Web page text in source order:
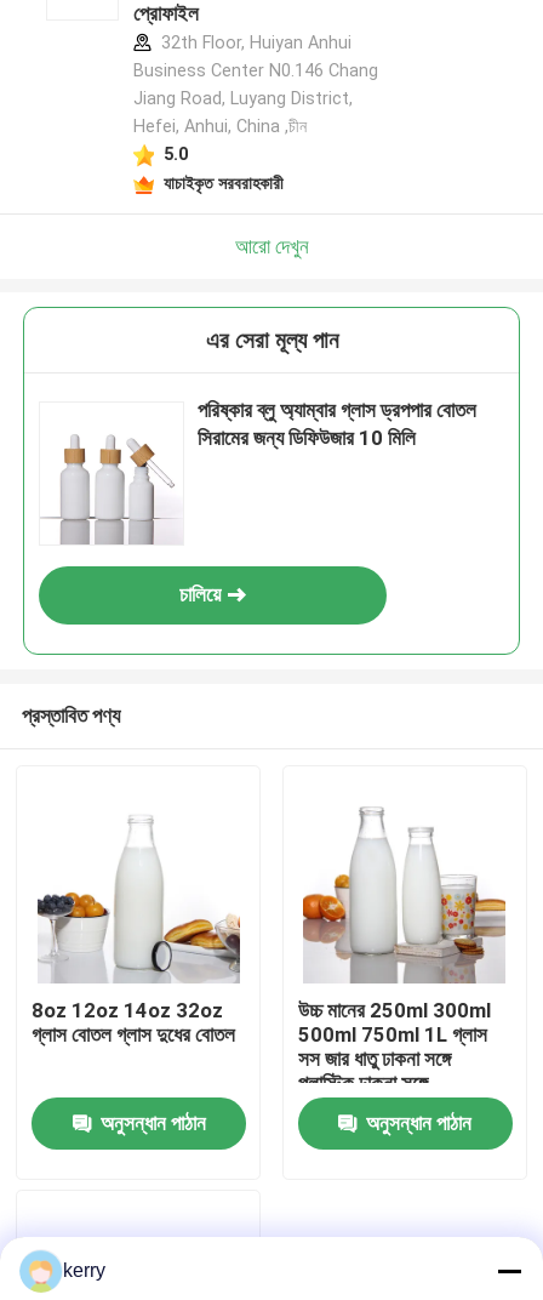
বাড়ি
আমাদের সম্পর্কে
প্রোফাইল
32th Floor, Huiyan Anhui
Business Center N0.146 Chang
Jiang Road, Luyang District,
Hefei, Anhui, China ,চীন
5.0
যাচাইকৃত সরবরাহকারী
আরো দেখুন
এর সেরা মূল্য পান
পরিষ্কার ব্লু অ্যাম্বার গ্লাস ড্রপপার বোতল
সিরামের জন্য ডিফিউজার 10 মিলি
চালিয়ে
প্রস্তাবিত পণ্য
8oz 12oz 14oz 32oz
গ্লাস বোতল গ্লাস দুধের বোতল
অনুসন্ধান পাঠান
উচ্চ মানের 250ml 300ml
500ml 750ml 1L গ্লাস
সস জার ধাতু ঢাকনা সঙ্গে
প্লাস্টিক ঢাকনা সঙ্গে
অনুসন্ধান পাঠান
kerry